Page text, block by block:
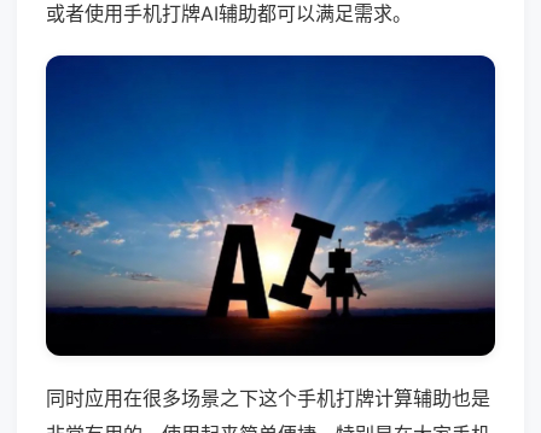
或者使用手机打牌AI辅助都可以满足需求。
同时应用在很多场景之下这个手机打牌计算辅助也是